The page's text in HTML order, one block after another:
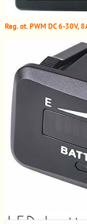
Reg. ot. PWM DC 6-30V,